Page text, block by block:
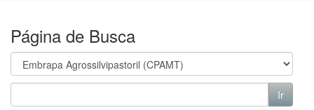
Página de Busca